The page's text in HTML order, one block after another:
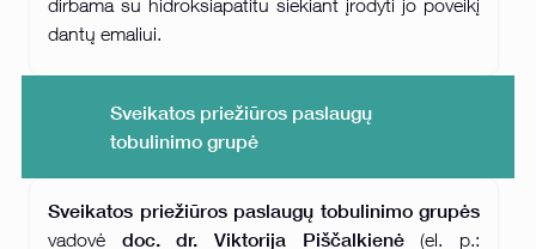
dirbama su hidroksiapatitu siekiant įrodyti jo poveikį
dantų emaliui.
Sveikatos priežiūros paslaugų
tobulinimo grupė
Sveikatos priežiūros paslaugų tobulinimo grupės
vadovė doc. dr. Viktorija Piščalkienė(el. p.: